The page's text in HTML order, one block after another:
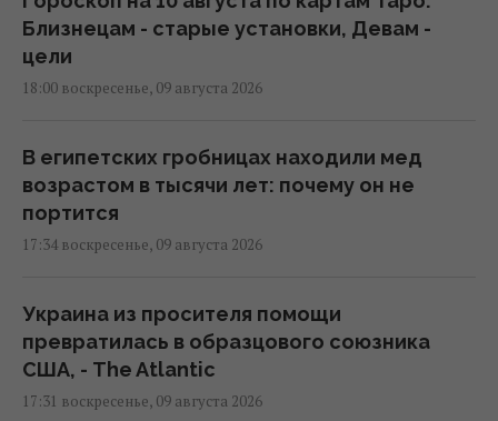
Близнецам - старые установки, Девам -
цели
18:00 воскресенье, 09 августа 2026
В египетских гробницах находили мед
возрастом в тысячи лет: почему он не
портится
17:34 воскресенье, 09 августа 2026
Украина из просителя помощи
превратилась в образцового союзника
США, - The Atlantic
17:31 воскресенье, 09 августа 2026